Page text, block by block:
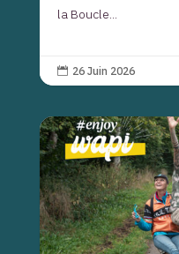
la Boucle...
 26 Juin 2026